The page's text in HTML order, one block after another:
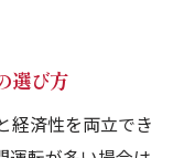
選び方
経済性を両立でき